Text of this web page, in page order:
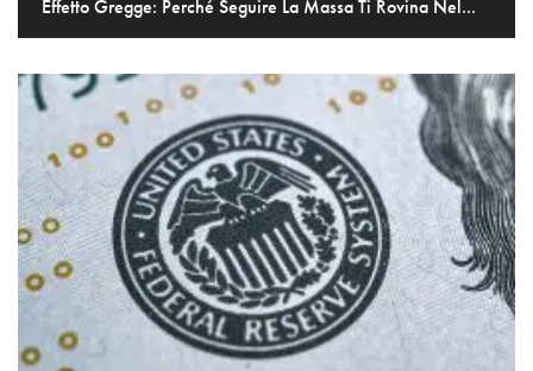
Effetto Gregge: Perché Seguire La Massa Ti Rovina Nel...